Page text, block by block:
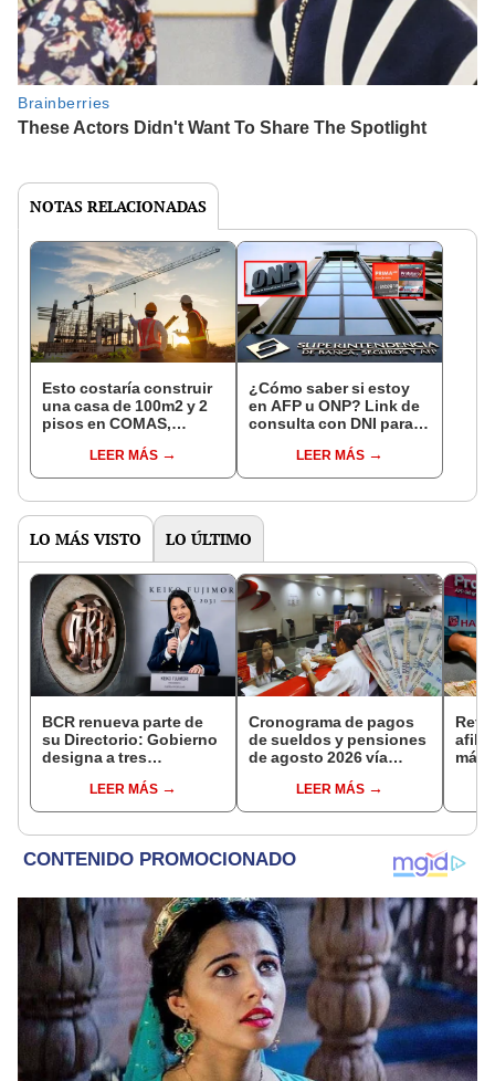
NOTAS RELACIONADAS
Esto costaría construir
una casa de 100m2 y 2
pisos en COMAS,
distritos de LIMA
NORTE
LEER MÁS
¿Cómo saber si estoy
en AFP u ONP? Link de
consulta con DNI para
pensiones estás
LEER MÁS
LO MÁS VISTO LO ÚLTIMO
BCR renueva parte de
su Directorio: Gobierno
designa a tres
EjecutivoLEER MÁS
Cronograma de pagos
de sueldos y pensiones
de agosto 2026 vía
conoce las fechas de
depósito
LEER MÁS
más